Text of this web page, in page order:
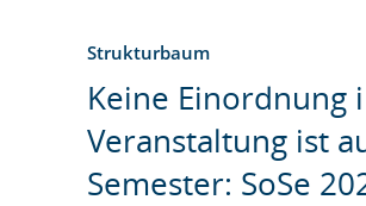
Strukturbaum
Keine Einordnung
Veranstaltung ist
Semester: SoSe